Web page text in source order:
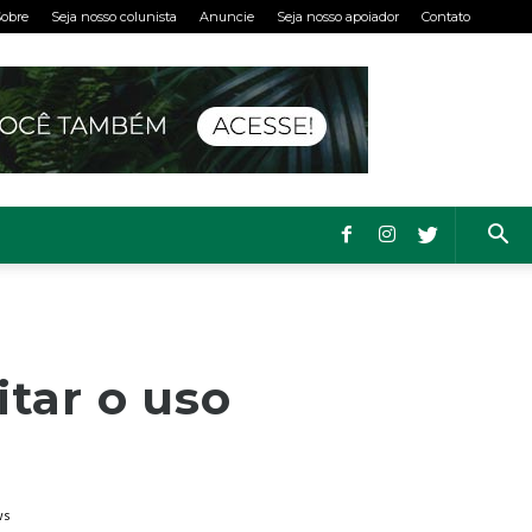
Seja nosso colunista Anuncie Seja nosso apoiador Contato
o uso